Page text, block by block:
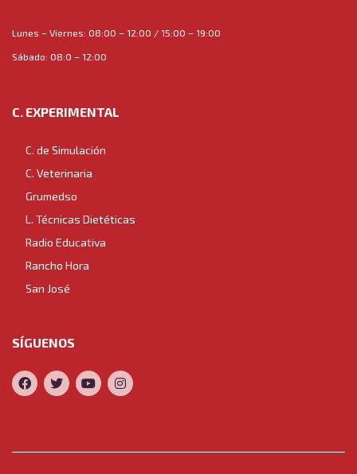
Lunes – Viernes: 08:00 – 12:00 / 15:00 – 19:00
Sábado: 08:0 – 12:00
C. EXPERIMENTAL
C. de Simulación
C. Veterinaria
Grumedso
L. Técnicas Dietéticas
Radio Educativa
Rancho Hora
San José
SÍGUENOS